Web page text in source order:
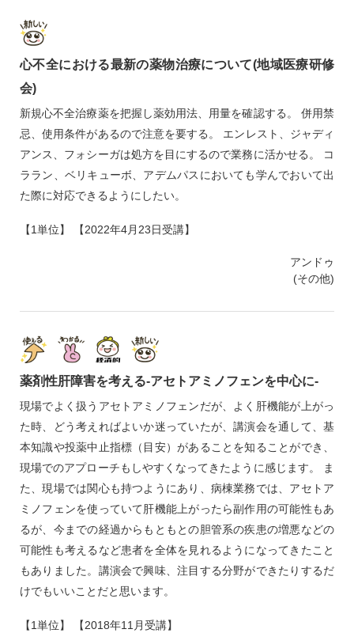
心不全における最新の薬物治療について(地域医療研修
会)
新規心不全治療薬を把握し薬効用法、用量を確認する。 併用禁
忌、使用条件があるので注意を要する。 エンレスト、ジャディ
アンス、フォシーガは処方を目にするので業務に活かせる。 コ
ララン、ベリキューボ、アデムパスにおいても学んでおいて出
た際に対応できるようにしたい。
【1単位】 【2022年4月23日受講】
アンドゥ
(その他)
薬剤性肝障害を考える‐アセトアミノフェンを中心に‐
現場でよく扱うアセトアミノフェンだが、よく肝機能が上がっ
た時、どう考えればよいか迷っていたが、講演会を通して、基
本知識や投薬中止指標（目安）があることを知ることができ、
現場でのアプローチもしやすくなってきたように感じます。 ま
た、現場では関心も持つようにあり、病棟業務では、アセトア
ミノフェンを使っていて肝機能上がったら副作用の可能性もあ
るが、今までの経過からもともとの胆管系の疾患の増悪などの
可能性も考えるなど患者を全体を見れるようになってきたこと
もありました。講演会で興味、注目する分野ができたりするだ
けでもいいことだと思います。
【1単位】 【2018年11月受講】